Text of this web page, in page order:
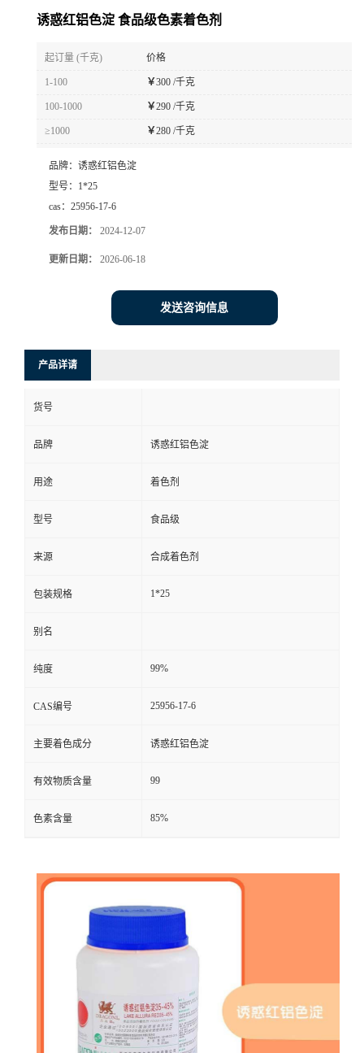
诱惑红铝色淀 食品级色素着色剂
起订量 (千克) 价格
1-100 ￥300 /千克
100-1000 ￥290 /千克
≥1000 ￥280 /千克
品牌： 诱惑红铝色淀
型号： 1*25
cas： 25956-17-6
发布日期： 2024-12-07
更新日期： 2026-06-18
发送咨询信息
产品详请
货号
品牌 诱惑红铝色淀
用途 着色剂
型号 食品级
来源 合成着色剂
包装规格 1*25
别名
纯度 99%
CAS编号 25956-17-6
主要着色成分 诱惑红铝色淀
有效物质含量 99
色素含量 85%